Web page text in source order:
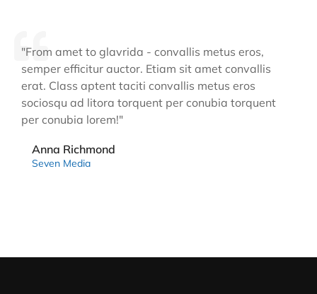
"From amet to glavrida - convallis metus eros,
semper efficitur auctor. Etiam sit amet convallis
erat. Class aptent taciti convallis metus eros
sociosqu ad litora torquent per conubia torquent
per conubia lorem!"
Anna Richmond
Seven Media